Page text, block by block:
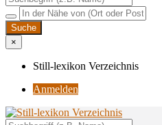
×
Still-lexikon Verzeichnis
Anmelden